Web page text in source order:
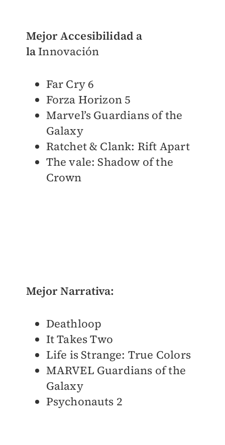
Mejor Accesibilidad a
laInnovación
Far Cry 6
Forza Horizon 5
Marvel’s Guardians of the
Galaxy
Ratchet & Clank: Rift Apart
The vale: Shadow of the
Crown
Mejor Narrativa:
Deathloop
It Takes Two
Life is Strange: True Colors
MARVEL Guardians of the
Galaxy
Psychonauts 2